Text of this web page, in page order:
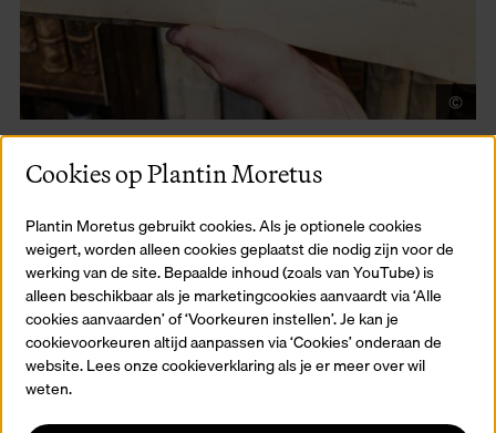
©
Een Italiaanse blik op de Nederlanden -
Lodovico Guicciardini
Cookies op Plantin Moretus
Plantin Moretus gebruikt cookies. Als je optionele cookies
weigert, worden alleen cookies geplaatst die nodig zijn voor de
werking van de site. Bepaalde inhoud (zoals van YouTube) is
alleen beschikbaar als je marketingcookies aanvaardt via ‘Alle
cookies aanvaarden’ of ‘Voorkeuren instellen’. Je kan je
cookievoorkeuren altijd aanpassen via ‘Cookies’ onderaan de
website. Lees onze cookieverklaring als je er meer over wil
weten.